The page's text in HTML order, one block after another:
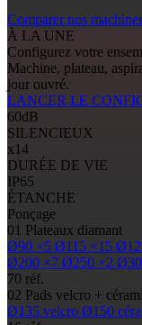
Comparer nos
À LA UNE
Configurez votre
Machine, plateau,
jour ouvré.
LANCER LE
60dB
SILENCIEUX
x14
DURÉE DE VIE
IP65
ÉTANCHE
Ponçage
01 Plateaux diamant
Ø90 ×5 Ø115 ×15
Ø200 ×7 Ø250 ×2
70 réf.
02 Pads velcro +
Ø135 velcro Ø150